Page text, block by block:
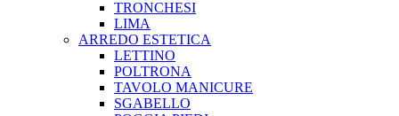
TRONCHESI
LIMA
ARREDO ESTETICA
LETTINO
POLTRONA
TAVOLO MANICURE
SGABELLO